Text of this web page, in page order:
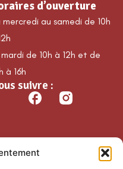
d’ouverture
mercredi au samedi de 10h
mardi de 10h à 12h et de
à 16h
suivre :